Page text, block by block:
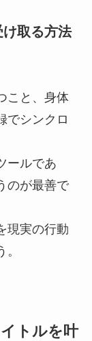
取る方法
こと、身体
でシンクロ
ールであ
のが最善で
現実の行動
トルを叶